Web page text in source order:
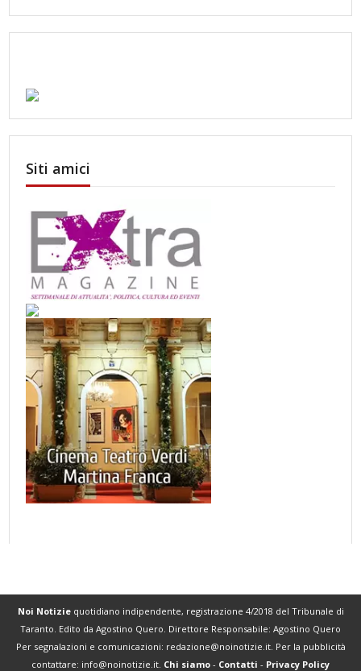
Siti amici
Noi Notiziequotidiano indipendente, registrazione 4/2018 del Tribunale di
Taranto. Edito da Agostino Quero. Direttore Responsabile: Agostino Quero
Per segnalazioni e comunicazioni: redazione@noinotizie.it. Per la pubblicità
contattare: info@noinotizie.it. Chi siamo - Contatti - Privacy Policy